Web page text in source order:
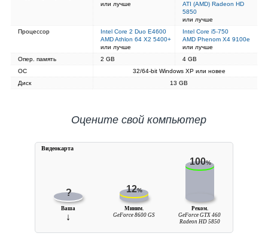
или лучше
ATI (AMD) Radeon HD
5850
или лучше
Процессор
Intel Core 2 Duo E4600
AMD Athlon 64 X2 5400+
или лучше
Intel Core i5-750
AMD Phenom X4 9100e
или лучше
Опер. память
2 GB
4 GB
ОС
32/64-bit Windows XP или новее
Диск
13 GB
Оцените свой компьютер
? 12%
100%
Ваша
↓
Миним.
GeForce 8600 GS
Реком.
GeForce GTX 460
Radeon HD 5850
Видеокарта